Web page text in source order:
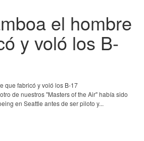
el hombre
y voló los B-
de nuestros "Masters of the Air" había sido
en Seattle antes de ser piloto y...